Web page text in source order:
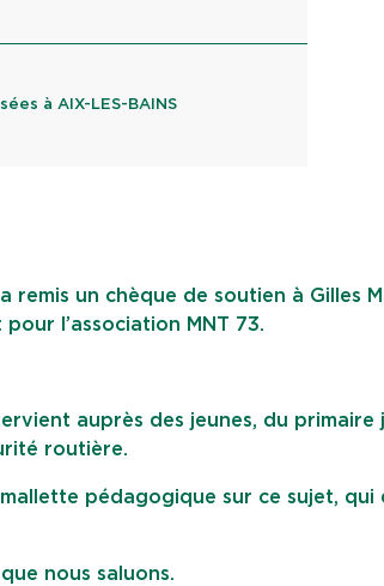
à AIX-LES-BAINS
remis un chèque de soutien à Gilles
l’association MNT 73.
auprès des jeunes, du primaire
routière.
pédagogique sur ce sujet,
nous saluons.